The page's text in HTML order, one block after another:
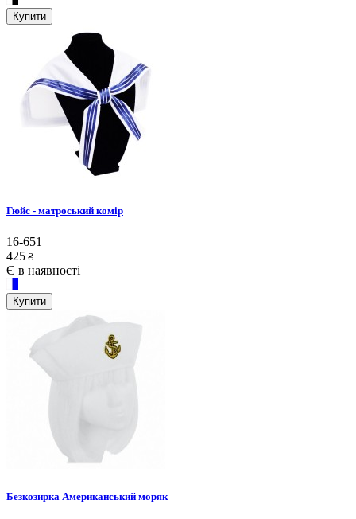
Купити
Гюйс - матроський комір
16-651
425 ₴
Є в наявності
Купити
Безкозирка Американський моряк